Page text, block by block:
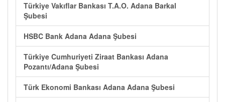
Türkiye Vakıflar Bankası T.A.O. Adana Barkal
Şubesi
HSBC Bank Adana Adana Şubesi
Türkiye Cumhuriyeti Ziraat Bankası Adana
Pozantı/Adana Şubesi
Türk Ekonomi Bankası Adana Adana Şubesi